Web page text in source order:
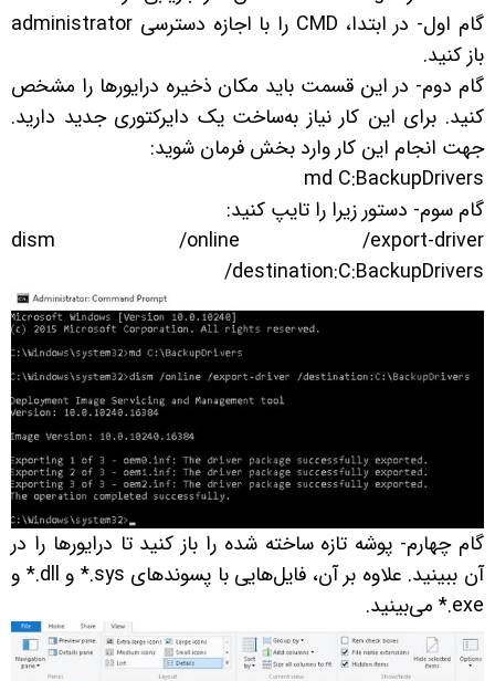
گام اول- در ابتدا، CMD را با اجازه دسترسی administrator
باز کنید.
گام دوم- در این قسمت باید مکان ذخیره درایورها را مشخص
کنید. برای این کار نیاز به‌ساخت یک دایرکتوری جدید دارید.
جهت انجام این کار وارد بخش فرمان شوید:
md C:BackupDrivers
گام سوم- دستور زیرا را تایپ کنید:
dism /online /export-driver
/destination:C:BackupDrivers
گام چهارم- پوشه تازه ساخته شده را باز کنید تا درایورها را در
آن ببینید. علاوه بر آن، فایل‌هایی با پسوندهای sys.* و dll.* و
exe.* می‌بینید.